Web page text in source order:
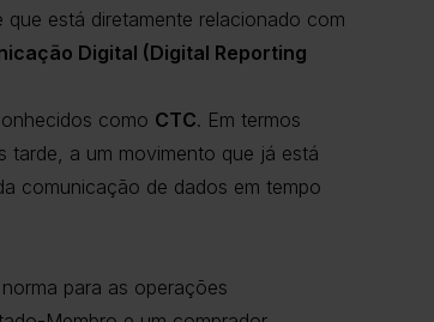
que está diretamente relacionado com
Digital (Digital Reporting
como CTC. Em termos
tarde, a um movimento que já está
comunicação de dados em tempo
para as operações